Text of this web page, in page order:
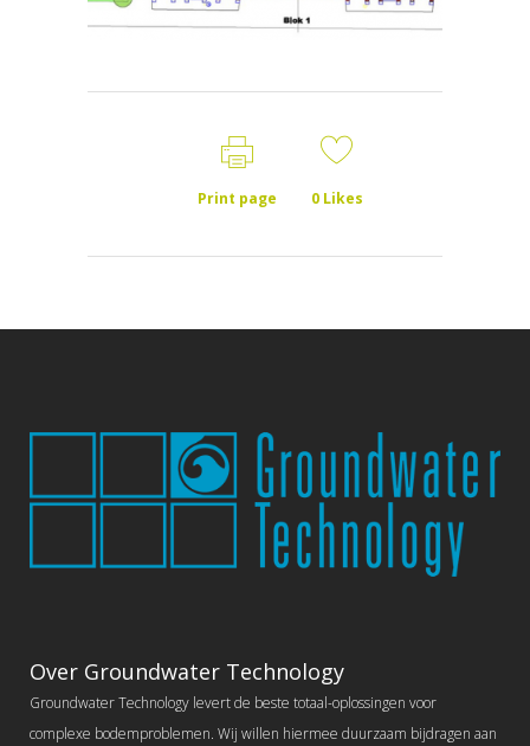
Print page 0Likes
Over Groundwater Technology
Groundwater Technology levert de beste totaal-oplossingen voor
complexe bodemproblemen. Wij willen hiermee duurzaam bijdragen aan